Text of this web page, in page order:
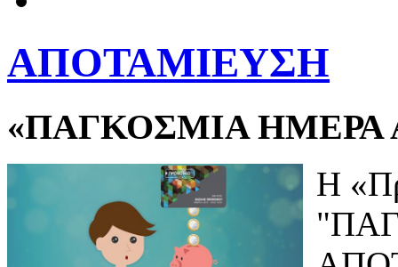
ΑΠΟΤΑΜΙΕΥΣΗ
«ΠΑΓΚΟΣΜΙΑ ΗΜΕΡΑ
Η